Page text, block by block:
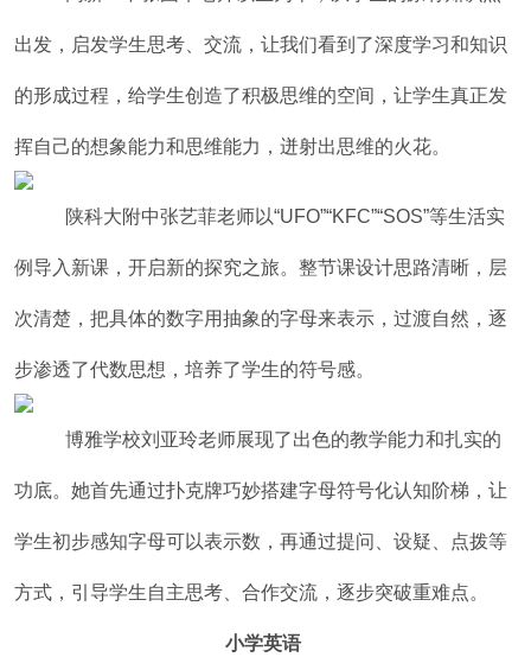
出发，启发学生思考、交流，让我们看到了深度学习和知识
的形成过程，给学生创造了积极思维的空间，让学生真正发
挥自己的想象能力和思维能力，迸射出思维的火花。
陕科大附中张艺菲老师以“UFO”“KFC”“SOS”等生活实
例导入新课，开启新的探究之旅。整节课设计思路清晰，层
次清楚，把具体的数字用抽象的字母来表示，过渡自然，逐
步渗透了代数思想，培养了学生的符号感。
博雅学校刘亚玲老师展现了出色的教学能力和扎实的
功底。她首先通过扑克牌巧妙搭建字母符号化认知阶梯，让
学生初步感知字母可以表示数，再通过提问、设疑、点拨等
方式，引导学生自主思考、合作交流，逐步突破重难点。
小学英语